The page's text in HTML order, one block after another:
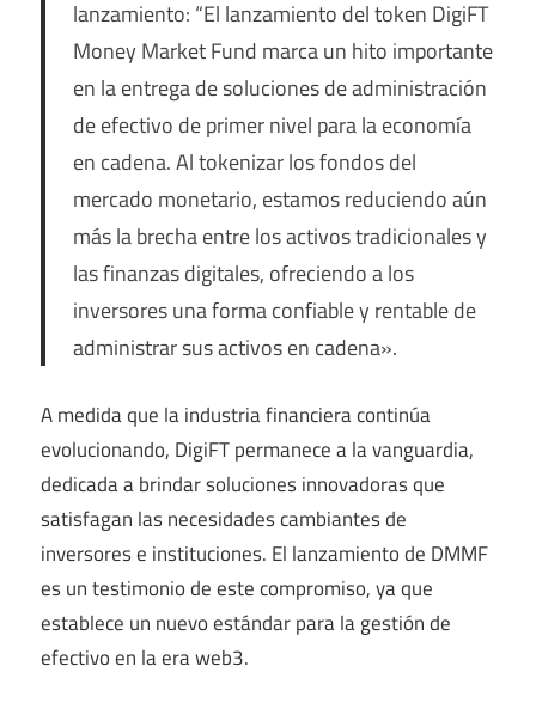
lanzamiento: “El lanzamiento del token DigiFT
Money Market Fund marca un hito importante
en la entrega de soluciones de administración
de efectivo de primer nivel para la economía
en cadena. Al tokenizar los fondos del
mercado monetario, estamos reduciendo aún
más la brecha entre los activos tradicionales y
las finanzas digitales, ofreciendo a los
inversores una forma confiable y rentable de
administrar sus activos en cadena».
A medida que la industria financiera continúa
evolucionando, DigiFT permanece a la vanguardia,
dedicada a brindar soluciones innovadoras que
satisfagan las necesidades cambiantes de
inversores e instituciones. El lanzamiento de DMMF
es un testimonio de este compromiso, ya que
establece un nuevo estándar para la gestión de
efectivo en la era web3.